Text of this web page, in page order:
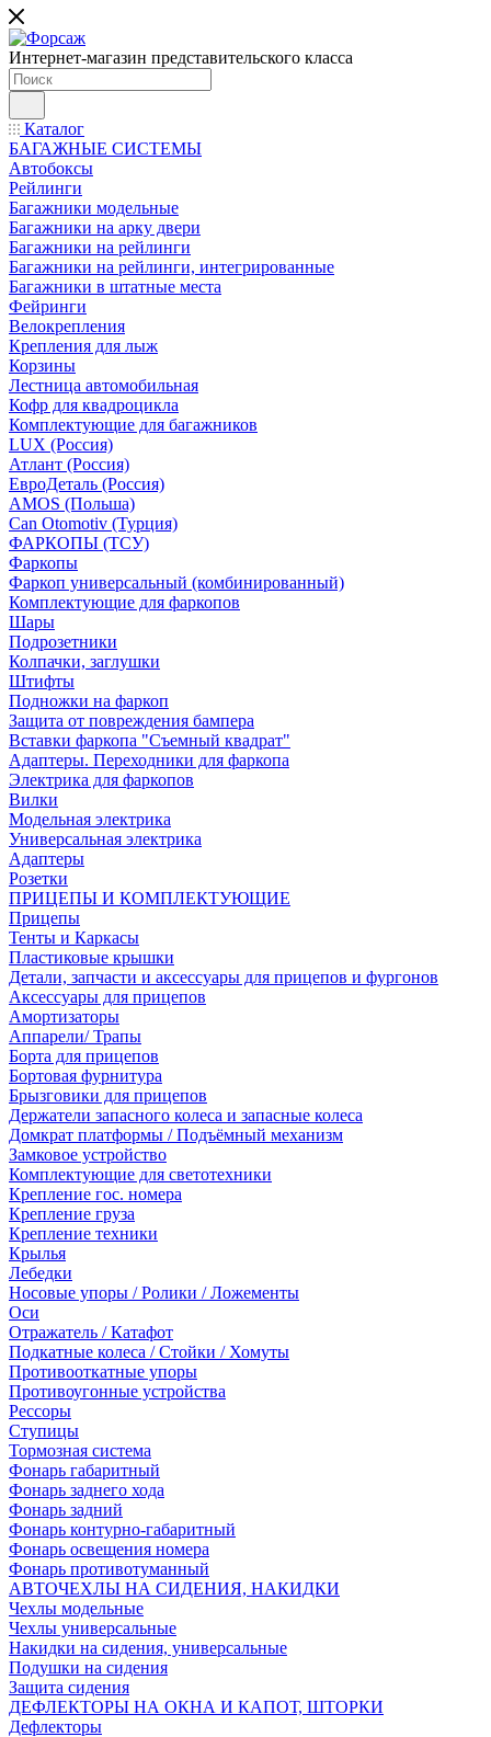
Интернет-магазин представительского класса
Каталог
БАГАЖНЫЕ СИСТЕМЫ
Автобоксы
Рейлинги
Багажники модельные
Багажники на арку двери
Багажники на рейлинги
Багажники на рейлинги, интегрированные
Багажники в штатные места
Фейринги
Велокрепления
Крепления для лыж
Корзины
Лестница автомобильная
Кофр для квадроцикла
Комплектующие для багажников
LUX (Россия)
Атлант (Россия)
ЕвроДеталь (Россия)
AMOS (Польша)
Can Otomotiv (Турция)
ФАРКОПЫ (ТСУ)
Фаркопы
Фаркоп универсальный (комбинированный)
Комплектующие для фаркопов
Шары
Подрозетники
Колпачки, заглушки
Штифты
Подножки на фаркоп
Защита от повреждения бампера
Вставки фаркопа "Съемный квадрат"
Адаптеры. Переходники для фаркопа
Электрика для фаркопов
Вилки
Модельная электрика
Универсальная электрика
Адаптеры
Розетки
ПРИЦЕПЫ И КОМПЛЕКТУЮЩИЕ
Прицепы
Тенты и Каркасы
Пластиковые крышки
Детали, запчасти и аксессуары для прицепов и фургонов
Аксессуары для прицепов
Амортизаторы
Аппарели/ Трапы
Борта для прицепов
Бортовая фурнитура
Брызговики для прицепов
Держатели запасного колеса и запасные колеса
Домкрат платформы / Подъёмный механизм
Замковое устройство
Комплектующие для светотехники
Крепление гос. номера
Крепление груза
Крепление техники
Крылья
Лебедки
Носовые упоры / Ролики / Ложементы
Оси
Отражатель / Катафот
Подкатные колеса / Стойки / Хомуты
Противооткатные упоры
Противоугонные устройства
Рессоры
Ступицы
Тормозная система
Фонарь габаритный
Фонарь заднего хода
Фонарь задний
Фонарь контурно-габаритный
Фонарь освещения номера
Фонарь противотуманный
АВТОЧЕХЛЫ НА СИДЕНИЯ, НАКИДКИ
Чехлы модельные
Чехлы универсальные
Накидки на сидения, универсальные
Подушки на сидения
Защита сидения
ДЕФЛЕКТОРЫ НА ОКНА И КАПОТ, ШТОРКИ
Дефлекторы